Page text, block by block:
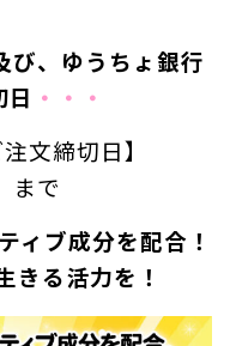
び、ゆうちょ銀行
・・・
文締切日】
まで
ィブ成分を配合！
きる活力を！